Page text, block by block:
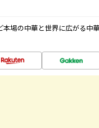
場の中華と世界に広がる中